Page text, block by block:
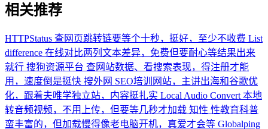
相关推荐
HTTPStatus 查网页跳转链要等个十秒，挺好，至少不收费 List
difference 在线对比两列文本差异，免费但要耐心等结果出来
就行 搜狗资源平台 查网站数据、看搜索表现，得注册才能
用，速度倒是挺快 搜外网 SEO培训网站，主讲出海和谷歌优
化，跟着夫唯学独立站，内容挺扎实 Local Audio Convert 本地
转音频视频，不用上传，但要等几秒才加载 知性 性教育科普
蛮丰富的，但加载慢得像老电脑开机，真爱才会等 Globalping